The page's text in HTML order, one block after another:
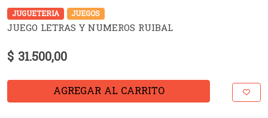
JUGUETERIA JUEGOS
JUEGO LETRAS Y NUMEROS RUIBAL
$ 31.500,00
AGREGAR AL CARRITO